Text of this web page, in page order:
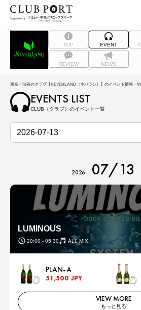
TOP EVENT
REVIEW NEWS
東京・渋谷のクラブ【NEVERLAND（ネバラン）】のイベント情報・
EVENTS LIST
CLUB（クラブ）のイベント一覧
2026 07/13
LUMINOUS
20:00 - 05:30 ALL MIX
PLAN-A
51,500 JPY
VIEW MORE
もっと見る